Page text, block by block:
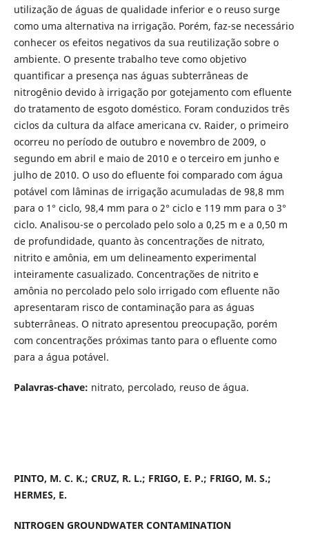
utilização de águas de qualidade inferior e o reuso surge
como uma alternativa na irrigação. Porém, faz-se necessário
conhecer os efeitos negativos da sua reutilização sobre o
ambiente. O presente trabalho teve como objetivo
quantificar a presença nas águas subterrâneas de
nitrogênio devido à irrigação por gotejamento com efluente
do tratamento de esgoto doméstico. Foram conduzidos três
ciclos da cultura da alface americana cv. Raider, o primeiro
ocorreu no período de outubro e novembro de 2009, o
segundo em abril e maio de 2010 e o terceiro em junho e
julho de 2010. O uso do efluente foi comparado com água
potável com lâminas de irrigação acumuladas de 98,8 mm
para o 1° ciclo, 98,4 mm para o 2° ciclo e 119 mm para o 3°
ciclo. Analisou-se o percolado pelo solo a 0,25 m e a 0,50 m
de profundidade, quanto às concentrações de nitrato,
nitrito e amônia, em um delineamento experimental
inteiramente casualizado. Concentrações de nitrito e
amônia no percolado pelo solo irrigado com efluente não
apresentaram risco de contaminação para as águas
subterrâneas. O nitrato apresentou preocupação, porém
com concentrações próximas tanto para o efluente como
para a água potável.
Palavras-chave: nitrato, percolado, reuso de água.
PINTO, M. C. K.; CRUZ, R. L.; FRIGO, E. P.; FRIGO, M. S.;
HERMES, E.
NITROGEN GROUNDWATER CONTAMINATION